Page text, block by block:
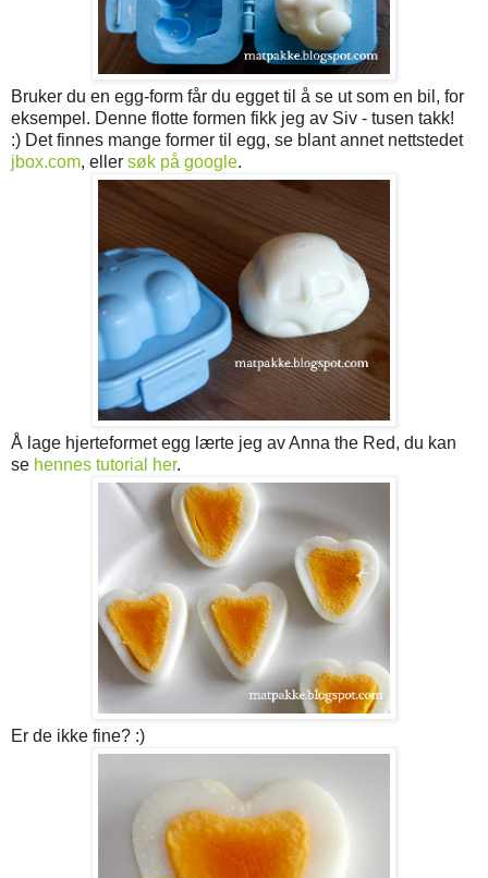
Bruker du en egg-form får du egget til å se ut som en bil, for
eksempel. Denne flotte formen fikk jeg av Siv - tusen takk!
:) Det finnes mange former til egg, se blant annet nettstedet
jbox.com, eller søk på google.
Å lage hjerteformet egg lærte jeg av Anna the Red, du kan
se hennes tutorial her.
Er de ikke fine? :)